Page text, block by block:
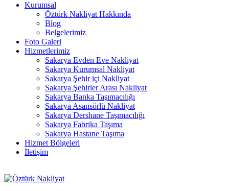
Kurumsal
Öztürk Nakliyat Hakkında
Blog
Belgelerimiz
Foto Galeri
Hizmetlerimiz
Sakarya Evden Eve Nakliyat
Sakarya Kurumsal Nakliyat
Sakarya Şehir içi Nakliyat
Sakarya Şehirler Arası Nakliyat
Sakarya Banka Taşımacılığı
Sakarya Asansörlü Nakliyat
Sakarya Dershane Taşımacılığı
Sakarya Fabrika Taşıma
Sakarya Hastane Taşıma
Hizmet Bölgeleri
İletişim